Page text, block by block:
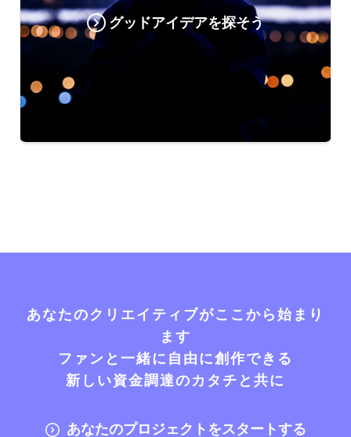
グッドアイデアを探そう
あなたのクリエイティブがここから始まり
ます
ファンと一緒に自由に創作できる
新しい資金調達のカタチと共に
あなたのプロジェクトをスタートする